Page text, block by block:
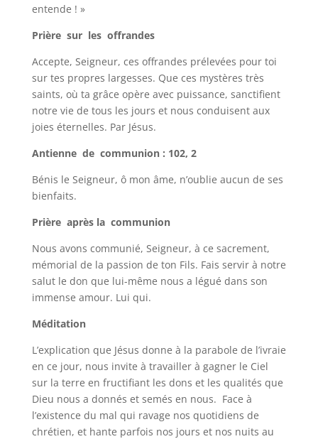
entende ! »
Prière sur les offrandes
Accepte, Seigneur, ces offrandes prélevées pour toi
sur tes propres largesses. Que ces mystères très
saints, où ta grâce opère avec puissance, sanctifient
notre vie de tous les jours et nous conduisent aux
joies éternelles. Par Jésus.
Antienne de communion : 102, 2
Bénis le Seigneur, ô mon âme, n’oublie aucun de ses
bienfaits.
Prière après la communion
Nous avons communié, Seigneur, à ce sacrement,
mémorial de la passion de ton Fils. Fais servir à notre
salut le don que lui-même nous a légué dans son
immense amour. Lui qui.
Méditation
L’explication que Jésus donne à la parabole de l’ivraie
en ce jour, nous invite à travailler à gagner le Ciel
sur la terre en fructifiant les dons et les qualités que
Dieu nous a donnés et semés en nous. Face à
l’existence du mal qui ravage nos quotidiens de
chrétien, et hante parfois nos jours et nos nuits au